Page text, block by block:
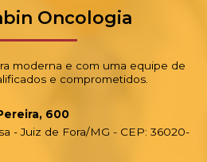
Oncologia
moderna e com uma equipe de
e comprometidos.
600
- Juiz de Fora/MG - CEP: 36020-